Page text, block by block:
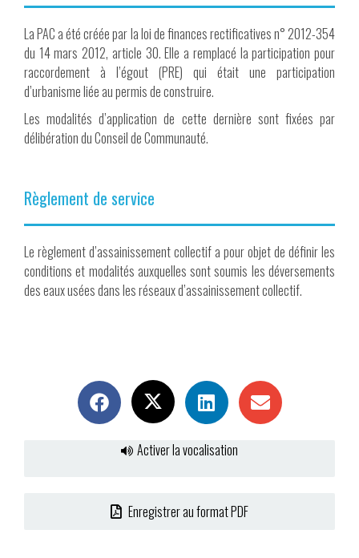
La PAC a été créée par la loi de finances rectificatives n° 2012-354
du 14 mars 2012, article 30. Elle a remplacé la participation pour
raccordement à l’égout (PRE) qui était une participation
d’urbanisme liée au permis de construire.
Les modalités d’application de cette dernière sont fixées par
délibération du Conseil de Communauté.
Règlement de service
Le règlement d’assainissement collectif a pour objet de définir les
conditions et modalités auxquelles sont soumis les déversements
des eaux usées dans les réseaux d’assainissement collectif.
Activer la vocalisation
Enregistrer au format PDF